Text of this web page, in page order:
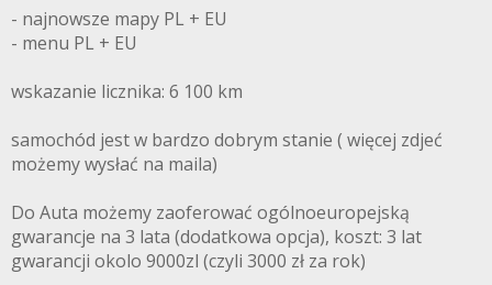
- najnowsze mapy PL + EU
- menu PL + EU
wskazanie licznika: 6 100 km
samochód jest w bardzo dobrym stanie ( więcej zdjeć
możemy wysłać na maila)
Do Auta możemy zaoferować ogólnoeuropejską
gwarancje na 3 lata (dodatkowa opcja), koszt: 3 lat
gwarancji okolo 9000zl (czyli 3000 zł za rok)